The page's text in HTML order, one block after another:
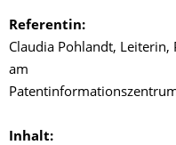
Referentin:
Claudia Pohlandt, Leiterin,
am
Inhalt: